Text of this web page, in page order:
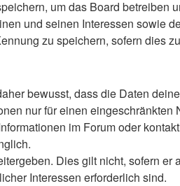
um das Board betreiben
und seinen Interessen sowie
zu speichern, sofern dies
bewusst, dass die Daten
nur für einen eingeschränkten
im Forum oder
Dies gilt nicht, sofern
Interessen erforderlich sind.